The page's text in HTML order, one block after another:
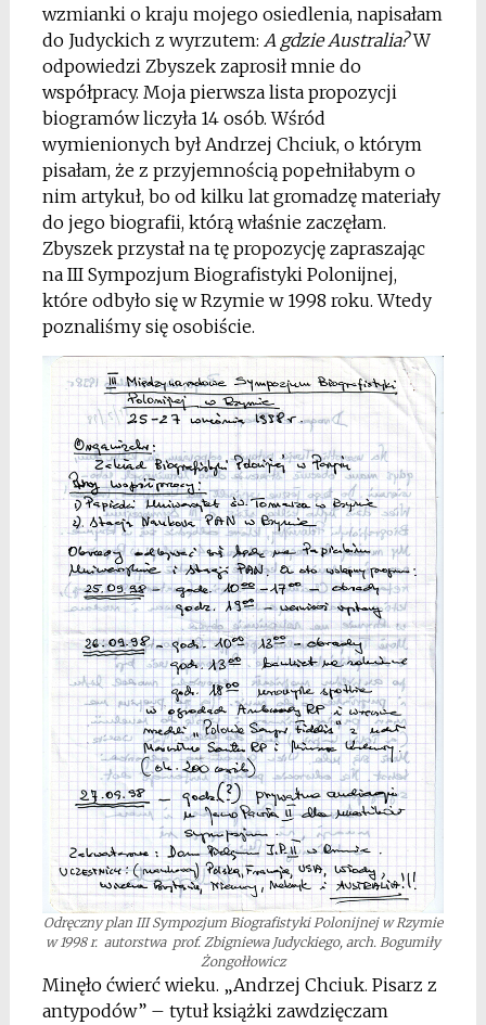
wzmianki o kraju mojego osiedlenia, napisałam
do Judyckich z wyrzutem: A gdzie Australia?W
odpowiedzi Zbyszek zaprosił mnie do
współpracy. Moja pierwsza lista propozycji
biogramów liczyła 14 osób. Wśród
wymienionych był Andrzej Chciuk, o którym
pisałam, że z przyjemnością popełniłabym o
nim artykuł, bo od kilku lat gromadzę materiały
do jego biografii, którą właśnie zaczęłam.
Zbyszek przystał na tę propozycję zapraszając
na III Sympozjum Biografistyki Polonijnej,
które odbyło się w Rzymie w 1998 roku. Wtedy
poznaliśmy się osobiście.
Odręczny plan III Sympozjum Biografistyki Polonijnej w Rzymie
w 1998 r. autorstwa prof. Zbigniewa Judyckiego, arch. Bogumiły
Żongołłowicz
Minęło ćwierć wieku. „Andrzej Chciuk. Pisarz z
antypodów” – tytuł książki zawdzięczam